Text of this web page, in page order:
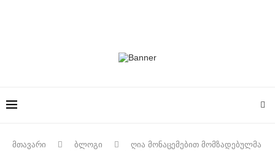
მთავარი ბლოგი
ღია მონაცემებით მომზადებულმა